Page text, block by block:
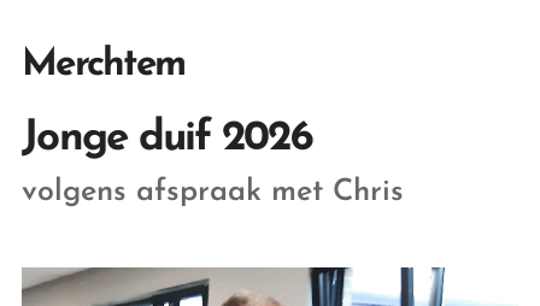
Merchtem
Jonge duif 2026
volgens afspraak met Chris